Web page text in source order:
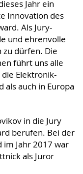
Jahr ein
Innovation des
Als Jury-
und ehrenvolle
zu dürfen. Die
führt uns alle
Elektronik-
als auch in Europa
in die Jury
berufen. Bei der
im Jahr 2017 war
als Juror